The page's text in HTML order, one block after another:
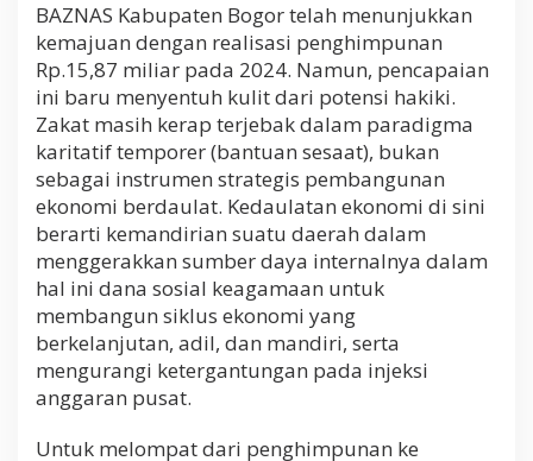
BAZNAS Kabupaten Bogor telah menunjukkan
kemajuan dengan realisasi penghimpunan
Rp.15,87 miliar pada 2024. Namun, pencapaian
ini baru menyentuh kulit dari potensi hakiki.
Zakat masih kerap terjebak dalam paradigma
karitatif temporer (bantuan sesaat), bukan
sebagai instrumen strategis pembangunan
ekonomi berdaulat. Kedaulatan ekonomi di sini
berarti kemandirian suatu daerah dalam
menggerakkan sumber daya internalnya dalam
hal ini dana sosial keagamaan untuk
membangun siklus ekonomi yang
berkelanjutan, adil, dan mandiri, serta
mengurangi ketergantungan pada injeksi
anggaran pusat.
Untuk melompat dari penghimpunan ke